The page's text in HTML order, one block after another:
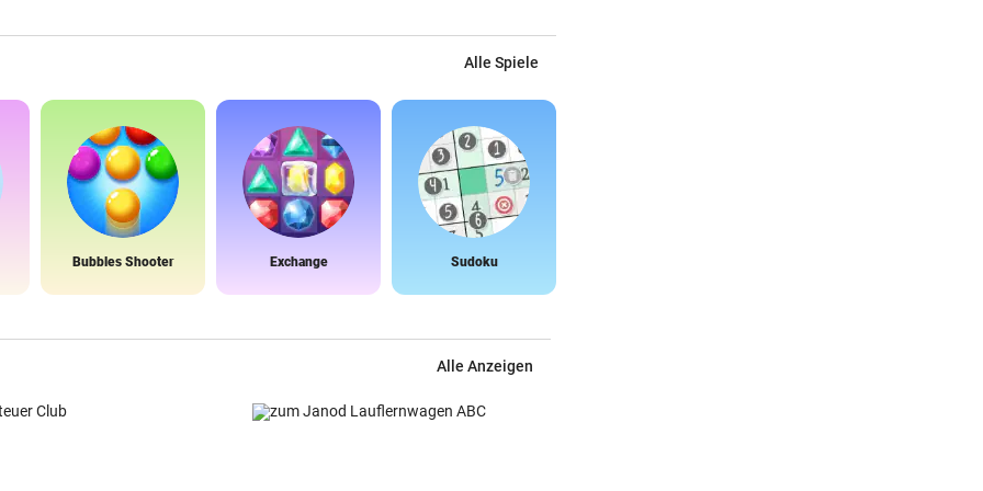
Alle Spiele
Bubbles Shooter Exchange Sudoku
Alle Anzeigen